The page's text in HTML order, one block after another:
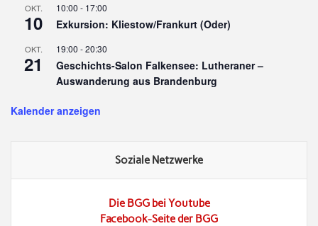
OKT.
10
10:00 - 17:00
Exkursion: Kliestow/Frankurt (Oder)
OKT.
21
19:00 -20:30
Geschichts-Salon Falkensee: Lutheraner –
Auswanderung aus Brandenburg
Kalender anzeigen
Soziale Netzwerke
Die BGG bei Youtube
Facebook-Seite der BGG